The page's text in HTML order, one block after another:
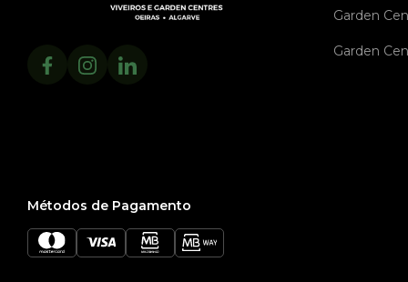
Garden
Garden
Métodos de Pagamento